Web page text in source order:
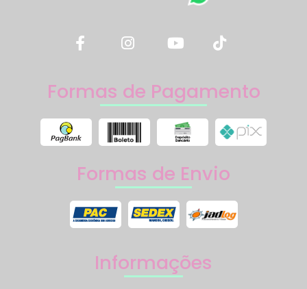
Formas de Pagamento
Formas de Envio
Informações